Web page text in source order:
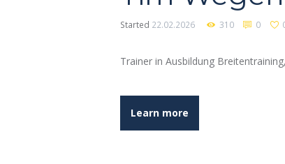
Started 22.02.2026 310 0
Trainer in Ausbildung
Learn more